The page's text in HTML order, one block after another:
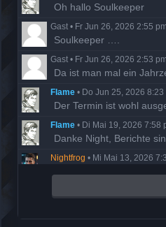
Oh hallo Soulkeeper
Gast • Fr Jun 26, 2026 2:55 pm
Soulkeeper ….
Gast • Fr Jun 26, 2026 2:53 pm
Da ist man mal ein
Flame • Do Jun 25, 2026 8:23
Der Termin ist wohl
Flame • Di Mai 19, 2026 7:58
Danke Night, Berichte
Nightfrog • Mi Mai 13, 2026